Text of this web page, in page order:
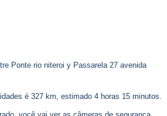
Ponte rio niteroi y Passarela 27 avenida
é 327 km, estimado 4 horas 15 minutos.